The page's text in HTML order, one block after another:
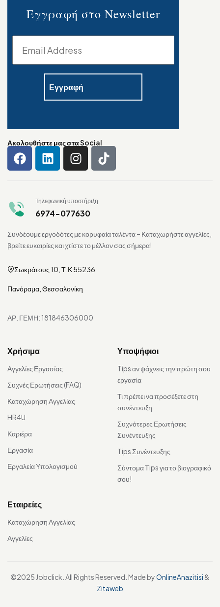
Εγγραφή στο Newsletter
Ακολουθήστε μας στα Social
Τηλεφωνική υποστήριξη
6974-077630
Συνδέουμε εργοδότες με κορυφαία ταλέντα – Καταχωρήστε αγγελίες,
βρείτε ευκαιρίες και χτίστε το μέλλον σας σήμερα!
Σωκράτους 10, Τ.Κ 55236
Πανόραμα, Θεσσαλονίκη
ΑΡ. ΓΕΜΗ: 181846306000
Χρήσιμα
Αγγελίες Εργασίας
Συχνές Ερωτήσεις (FAQ)
Καταχώρηση Αγγελίας
HR4U
Καριέρα
Εργασία
Εργαλεία Υπολογισμού
Υποψήφιοι
Tips αν ψάχνεις την πρώτη σου
εργασία
Τι πρέπει να προσέξετε στη
συνέντευξη
Συχνότερες Ερωτήσεις
Συνέντευξης
Tips Συνέντευξης
Σύντομα Τips για το βιογραφικό
σου!
Εταιρείες
Καταχώρηση Αγγελίας
Αγγελίες
©2025 Jobclick. All Rights Reserved. Made byOnlineAnazitisi &
Zitaweb